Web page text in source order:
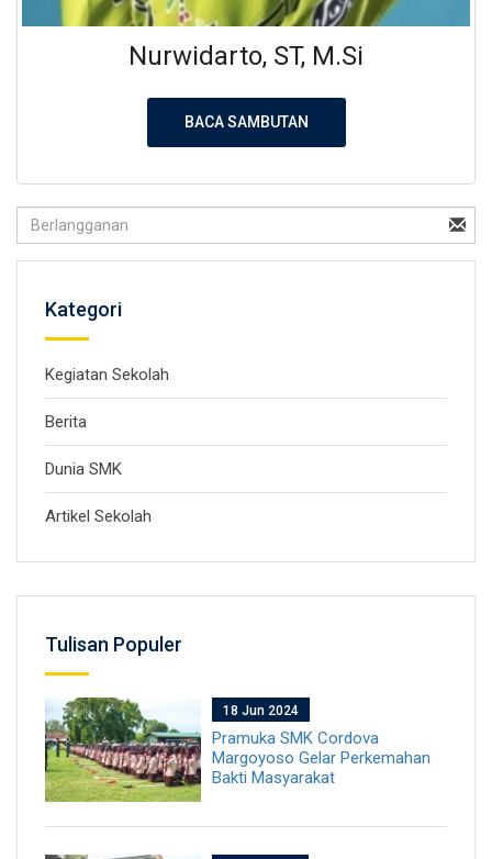
Nurwidarto, ST, M.Si
BACA SAMBUTAN
Kategori
Kegiatan Sekolah
Berita
Dunia SMK
Artikel Sekolah
Tulisan Populer
18 Jun 2024
Pramuka SMK Cordova
Margoyoso Gelar Perkemahan
Bakti Masyarakat